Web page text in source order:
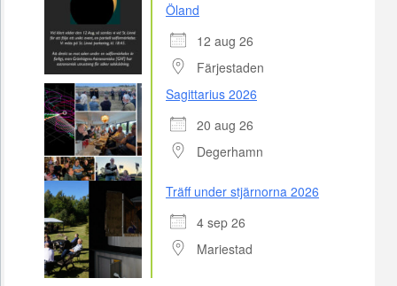
Öland
12 aug 26
Färjestaden
Sagittarius 2026
20 aug 26
Degerhamn
Träff under stjärnorna 2026
4 sep 26
Mariestad